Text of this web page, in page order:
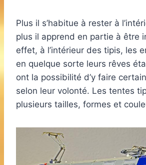
Plus il s’habitue à rester à
plus il apprend en partie à être
effet, à l’intérieur des tipis, les
en quelque sorte leurs rêves
ont la possibilité d’y faire
selon leur volonté. Les tentes
plusieurs tailles, formes et